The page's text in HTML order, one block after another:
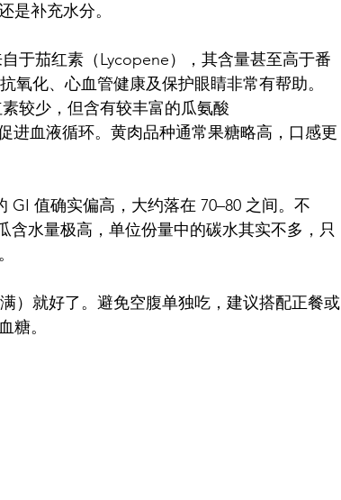
是补充水分。
于茄红素（Lycopene），其含量甚至高于番
氧化、心血管健康及保护眼睛非常有帮助。
较少，但含有较丰富的瓜氨酸
进血液循环。黄肉品种通常果糖略高，口感更
值确实偏高，大约落在 70–80 之间。不
含水量极高，单位份量中的碳水其实不多，只
）就好了。避免空腹单独吃，建议搭配正餐或
糖。